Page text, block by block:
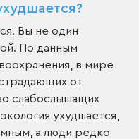
Вы не один
По данным
в мире
от
слабослышащих
ухудшается,
а люди редко